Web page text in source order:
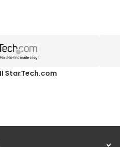
StarTech.com